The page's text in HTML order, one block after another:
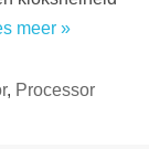
meer »
, Processor